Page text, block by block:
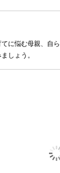
に悩む母親、
しょう。